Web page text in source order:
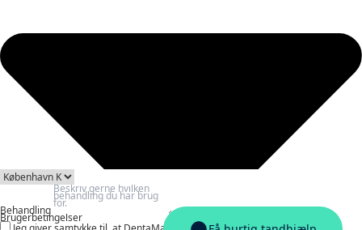
Behandling
Brugerbetingelser